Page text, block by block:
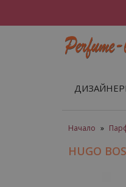
Начало »
HUGO